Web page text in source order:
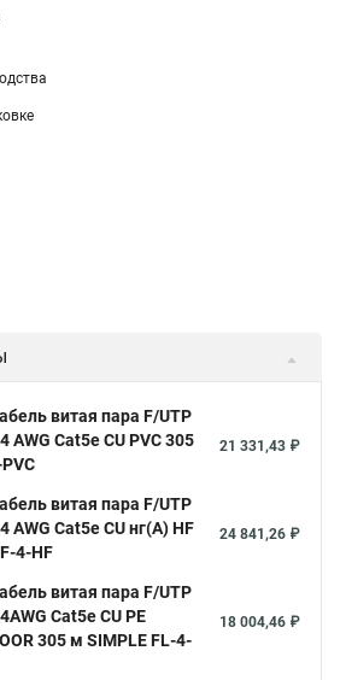
витая пара F/UTP
AWG Cat5e CU PVC 305
21 331,43 ₽
витая пара F/UTP
AWG Cat5e CU нг(А) HF
4-HF
24 841,26 ₽
витая пара F/UTP
Cat5e CU PE
305 м SIMPLE FL-4-
18 004,46 ₽